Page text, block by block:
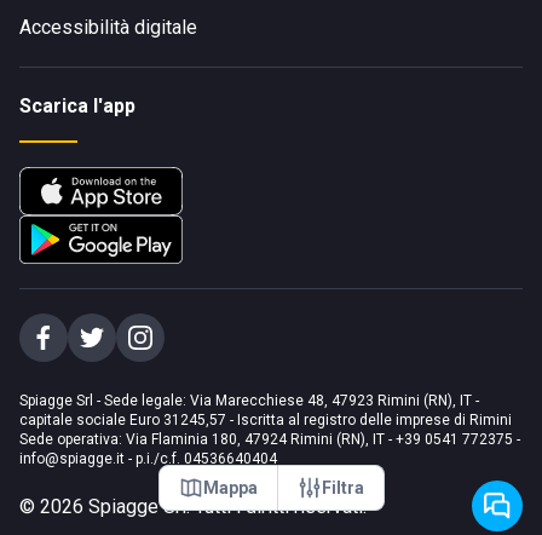
Mappa Filtra
Accessibilità digitale
Scarica l'app
Spiagge Srl - Sede legale: Via Marecchiese 48, 47923 Rimini (RN), IT -
capitale sociale Euro 31245,57 - Iscritta al registro delle imprese di Rimini
Sede operativa: Via Flaminia 180, 47924 Rimini (RN), IT - +39 0541 772375 -
info@spiagge.it - p.i./c.f. 04536640404
© 2026 Spiagge Srl. Tutti i diritti riservati.